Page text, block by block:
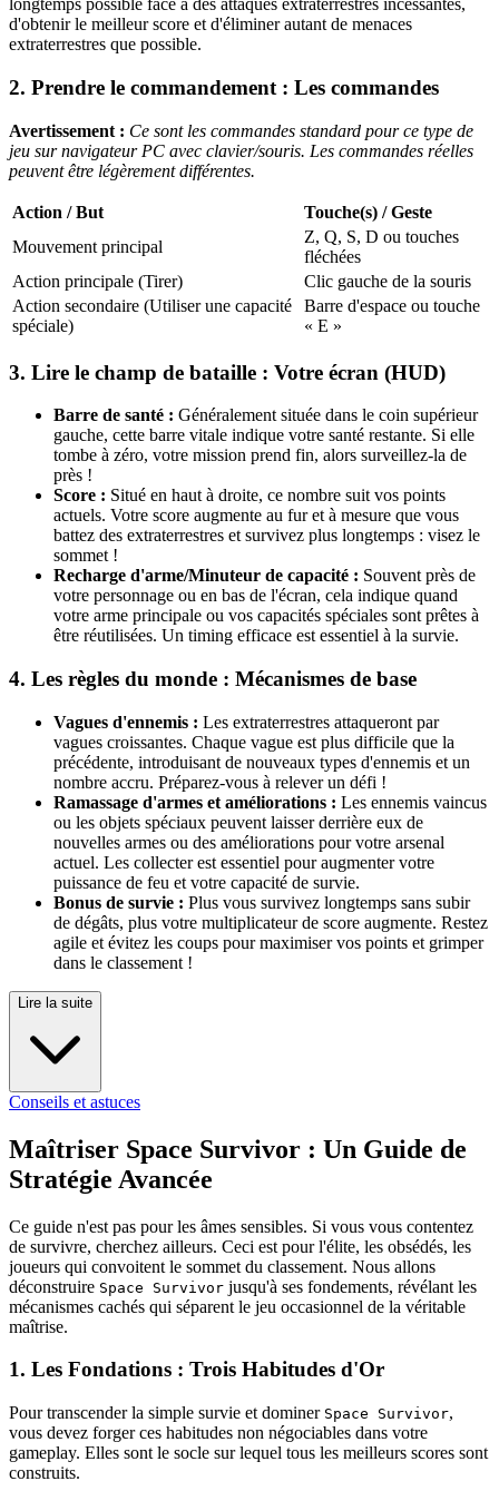
longtemps possible face à des attaques extraterrestres incessantes,
d'obtenir le meilleur score et d'éliminer autant de menaces
extraterrestres que possible.
2. Prendre le commandement : Les commandes
Avertissement : Ce sont les commandes standard pour ce type de
jeu sur navigateur PC avec clavier/souris. Les commandes réelles
peuvent être légèrement différentes.
Action / But
Touche(s) / Geste
Mouvement principal
Z, Q, S, D ou touches
fléchées
Action principale (Tirer)
Clic gauche de la souris
Action secondaire (Utiliser une capacité
spéciale)
Barre d'espace ou touche
« E »
3. Lire le champ de bataille : Votre écran (HUD)
Barre de santé : Généralement située dans le coin supérieur
gauche, cette barre vitale indique votre santé restante. Si elle
tombe à zéro, votre mission prend fin, alors surveillez-la de
près !
Score : Situé en haut à droite, ce nombre suit vos points
actuels. Votre score augmente au fur et à mesure que vous
battez des extraterrestres et survivez plus longtemps : visez le
sommet !
Recharge d'arme/Minuteur de capacité : Souvent près de
votre personnage ou en bas de l'écran, cela indique quand
votre arme principale ou vos capacités spéciales sont prêtes à
être réutilisées. Un timing efficace est essentiel à la survie.
4. Les règles du monde : Mécanismes de base
Vagues d'ennemis : Les extraterrestres attaqueront par
vagues croissantes. Chaque vague est plus difficile que la
précédente, introduisant de nouveaux types d'ennemis et un
nombre accru. Préparez-vous à relever un défi !
Ramassage d'armes et améliorations : Les ennemis vaincus
ou les objets spéciaux peuvent laisser derrière eux de
nouvelles armes ou des améliorations pour votre arsenal
actuel. Les collecter est essentiel pour augmenter votre
puissance de feu et votre capacité de survie.
Bonus de survie : Plus vous survivez longtemps sans subir
de dégâts, plus votre multiplicateur de score augmente. Restez
agile et évitez les coups pour maximiser vos points et grimper
dans le classement !
Lire la suite
Conseils et astuces
Maîtriser Space Survivor : Un Guide de
Stratégie Avancée
Ce guide n'est pas pour les âmes sensibles. Si vous vous contentez
de survivre, cherchez ailleurs. Ceci est pour l'élite, les obsédés, les
joueurs qui convoitent le sommet du classement. Nous allons
déconstruire Space Survivor jusqu'à ses fondements, révélant les
mécanismes cachés qui séparent le jeu occasionnel de la véritable
maîtrise.
1. Les Fondations : Trois Habitudes d'Or
Pour transcender la simple survie et dominer Space Survivor,
vous devez forger ces habitudes non négociables dans votre
gameplay. Elles sont le socle sur lequel tous les meilleurs scores sont
construits.